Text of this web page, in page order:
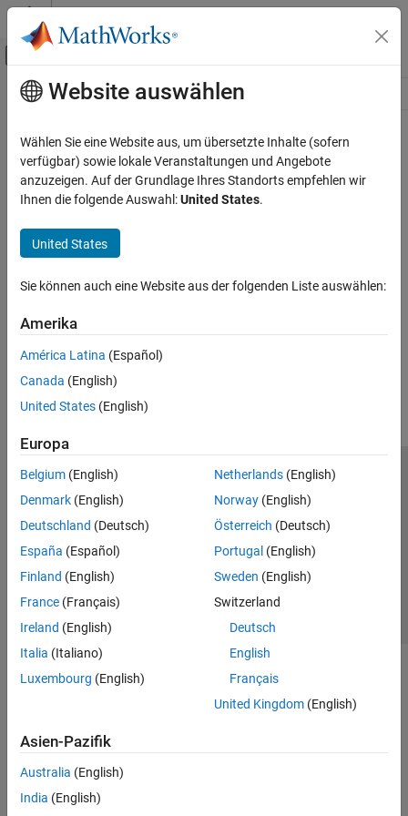
Weiter zum Inhalt
Umschaltung für Off-Canvas-
Ressource
Hauptinhalt
Website auswählen
Wählen Sie eine Website aus, um übersetzte Inhalte (sofern
verfügbar) sowie lokale Veranstaltungen und Angebote
anzuzeigen. Auf der Grundlage Ihres Standorts empfehlen wir
Ihnen die folgende Auswahl:United States.
United States
Sie können auch eine Website aus der folgenden Liste auswählen:
Amerika
América Latina (Español)
Canada (English)
United States (English)
Europa
Belgium (English)
Denmark (English)
Deutschland (Deutsch)
España (Español)
Finland (English)
France (Français)
Ireland (English)
Italia (Italiano)
Luxembourg (English)
Netherlands(English)
Norway(English)
Österreich (Deutsch)
Portugal (English)
Sweden (English)
Switzerland
Deutsch
English
Français
United Kingdom(English)
Asien-Pazifik
Australia (English)
India (English)
Trust Center
Datenschutz-Richtlinien
Datendiebstahl verhindern
Status von Anwendungen
© 1994-2026 The MathWorks, Inc.
Website auswählen
Deutschland